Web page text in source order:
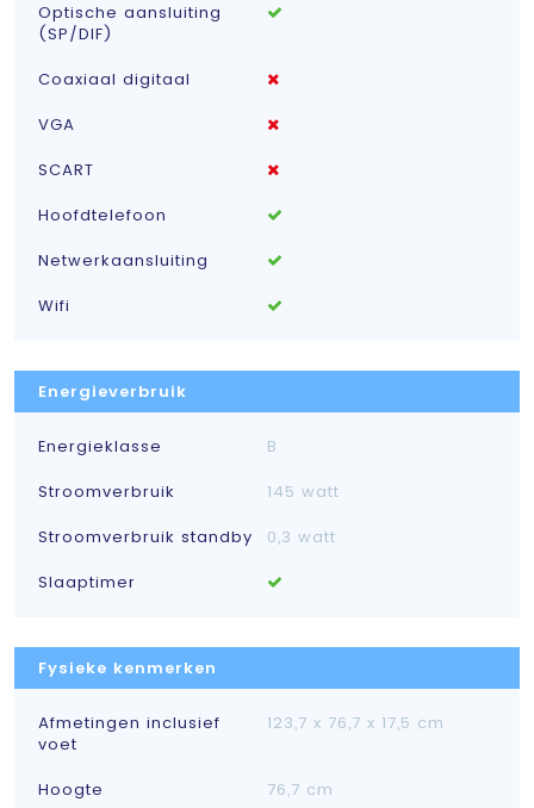
Optische aansluiting
(SP/DIF)
Coaxiaal digitaal
VGA
SCART
Hoofdtelefoon
Netwerkaansluiting
Wifi
Energieverbruik
Energieklasse
B
Stroomverbruik
145 watt
Stroomverbruik standby
0,3 watt
Slaaptimer
Fysieke kenmerken
Afmetingen inclusief
voet
123,7 x 76,7 x 17,5 cm
Hoogte
76,7 cm